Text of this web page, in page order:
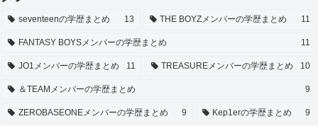
seventeenの学歴まとめ 13 THE BOYZメンバーの学歴まとめ 11
FANTASY BOYSメンバーの学歴まとめ 11
JO1メンバーの学歴まとめ 11 TREASUREメンバーの学歴まとめ 10
＆TEAMメンバーの学歴まとめ 9
ZEROBASEONEメンバーの学歴まとめ 9 Kep1erの学歴まとめ 9